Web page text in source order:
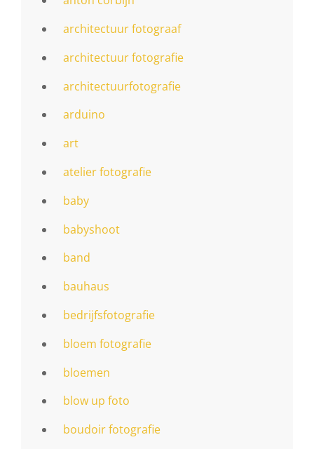
architectuur fotograaf
architectuur fotografie
architectuurfotografie
arduino
art
atelier fotografie
baby
babyshoot
band
bauhaus
bedrijfsfotografie
bloem fotografie
bloemen
blow up foto
boudoir fotografie